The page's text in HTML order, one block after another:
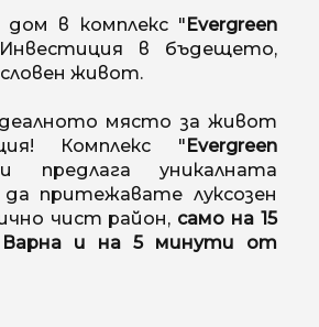
в комплекс "Evergreen
в бъдещето,
живот.
място за живот
Комплекс "Evergreen
предлага уникалната
притежавате луксозен
чист район, само на 15
и на 5 минути от